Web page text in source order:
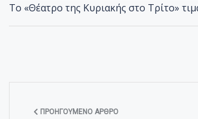
Το «Θέατρο της Κυριακής στο Τρίτο»
ΠΡΟΗΓΟΎΜΕΝΟ ΆΡΘΡΟ